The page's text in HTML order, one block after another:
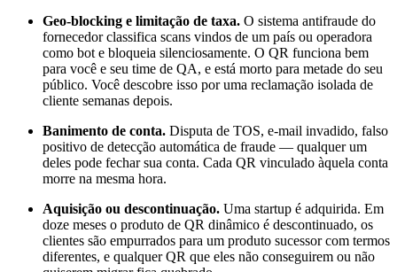
Geo-blocking e limitação de taxa. O sistema antifraude do
fornecedor classifica scans vindos de um país ou operadora
como bot e bloqueia silenciosamente. O QR funciona bem
para você e seu time de QA, e está morto para metade do seu
público. Você descobre isso por uma reclamação isolada de
cliente semanas depois.
Banimento de conta. Disputa de TOS, e-mail invadido, falso
positivo de detecção automática de fraude — qualquer um
deles pode fechar sua conta. Cada QR vinculado àquela conta
morre na mesma hora.
Aquisição ou descontinuação. Uma startup é adquirida. Em
doze meses o produto de QR dinâmico é descontinuado, os
clientes são empurrados para um produto sucessor com termos
diferentes, e qualquer QR que eles não conseguirem ou não